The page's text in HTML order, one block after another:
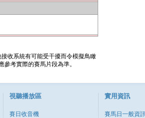
收系統有可能受干擾而令模擬鳥瞰
考實際的賽馬片段為準。
視聽播放區
賽日收音機
實用資訊
賽馬日一般資